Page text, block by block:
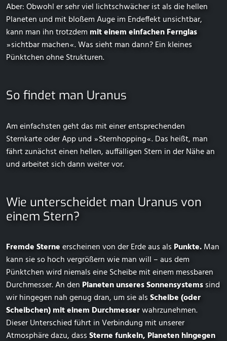
Aber: Obwohl er sehr viel lichtschwächer ist als die hellen
Planeten und mit bloßem Auge im Endeffekt unsichtbar,
kann man ihn trotzdem mit einem einfachen Fernglas
⁠ ⁠»⁠ ⁠sichtbar machen⁠ ⁠«⁠ ⁠. Was sieht man dann? Ein kleines
Pünktchen ohne Strukturen.
So findet man Uranus
Am einfachsten geht das mit einer entsprechenden
Sternkarte oder App und ⁠ ⁠»⁠ ⁠Sternhopping⁠ ⁠«⁠ ⁠. Das heißt, man
fährt zunächst einen hellen, auffälligen Stern in der Nähe an
und arbeitet sich dann weiter vor.
Wie unterscheidet man Uranus von
einem Stern?
Fremde Sterneerscheinen von der Erde aus als Punkte.Man
kann sie so hoch vergrößern wie man will – aus dem
Pünktchen wird niemals eine Scheibe mit einem messbaren
Durchmesser. An den Planeten unseres Sonnensystemssind
wir hingegen nah genug dran, um sie alsScheibe (oder
Scheibchen) mit einem Durchmesserwahrzunehmen.
Dieser Unterschied führt in Verbindung mit unserer
Atmosphäre dazu, dassSterne funkeln, Planeten hingegen